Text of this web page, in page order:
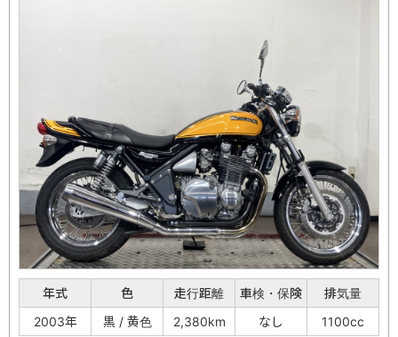
年式 色 走行距離 車検・保険
排気量
2003年
黒 / 黄色 2,380km なし 1100cc